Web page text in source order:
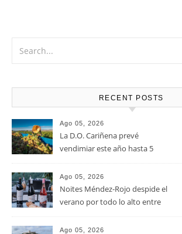
RECENT POSTS
Ago 05, 2026
La D.O. Cariñena prevé
vendimiar este año hasta 5
que en 2025
Ago 05, 2026
Noites Méndez-Rojo despide el
verano por todo lo alto entre
Ago 05, 2026